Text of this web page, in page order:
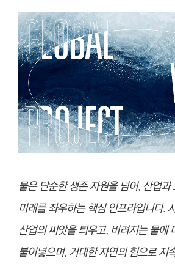
물은 단순한 생존 자원을 넘어, 산업
미래를 좌우하는 핵심 인프라입니다.
산업의 씨앗을 틔우고, 버려지는 물에
불어넣으며, 거대한 자연의 힘으로 지